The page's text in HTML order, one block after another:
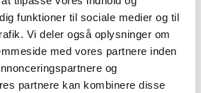
funktioner til sociale medier og til
Vi deler også oplysninger om
med vores partnere inden
og
partnere kan kombinere disse
fået generelt tilskud. Dymista…
2.
til tilskudsstatus for